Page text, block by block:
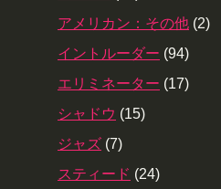
アメリカン：その他 (2)
イントルーダー (94)
エリミネーター (17)
シャドウ (15)
ジャズ (7)
スティード (24)